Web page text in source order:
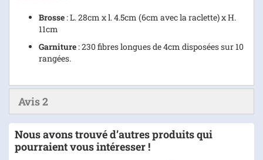
Brosse : L. 28cm x l. 4.5cm (6cm avec la raclette) x H.
11cm
Garniture : 230 fibres longues de 4cm disposées sur 10
rangées.
Avis2
Nous avons trouvé d’autres produits qui
pourraient vous intéresser !